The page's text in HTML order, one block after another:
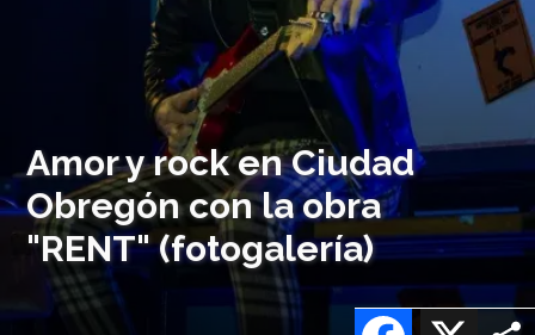
Amor y rock en Ciudad
Obregón con la obra
"RENT" (fotogalería)
X
Facebook